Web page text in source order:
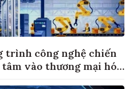
trình công nghệ chiến
vào thương mại hóa